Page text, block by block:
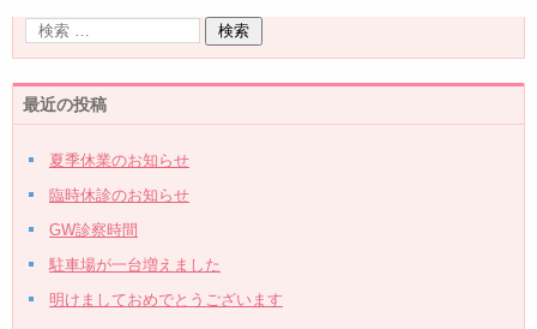
最近の投稿
夏季休業のお知らせ
臨時休診のお知らせ
GW診察時間
駐車場が一台増えました
明けましておめでとうございます